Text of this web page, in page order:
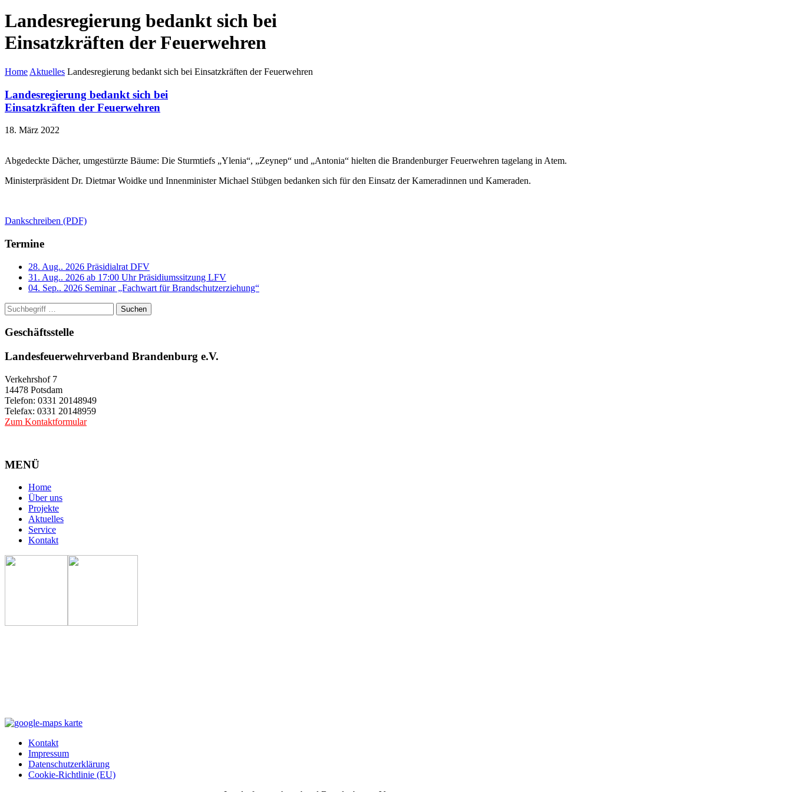
Landesregierung bedankt sich bei
Einsatzkräften der Feuerwehren
Home Aktuelles Landesregierung bedankt sich bei Einsatzkräften der Feuerwehren
Landesregierung bedankt sich bei
Einsatzkräften der Feuerwehren
18. März 2022
Abgedeckte Dächer, umgestürzte Bäume: Die Sturmtiefs „Ylenia“, „Zeynep“ und „Antonia“ hielten die Brandenburger Feuerwehren tagelang in Atem.
Ministerpräsident Dr. Dietmar Woidke und Innenminister Michael Stübgen bedanken sich für den Einsatz der Kameradinnen und Kameraden.
Dankschreiben (PDF)
Termine
28. Aug.. 2026 Präsidialrat DFV
31. Aug.. 2026 ab 17:00 Uhr Präsidiumssitzung LFV
04. Sep.. 2026 Seminar „Fachwart für Brandschutzerziehung“
Suchen
Geschäftsstelle
Landesfeuerwehrverband Brandenburg e.V.
Verkehrshof 7
14478 Potsdam
Telefon: 0331 20148949
Telefax: 0331 20148959
Zum Kontaktformular
MENÜ
Home
Über uns
Projekte
Aktuelles
Service
Kontakt
Kontakt
Impressum
Datenschutzerklärung
Cookie-Richtlinie (EU)